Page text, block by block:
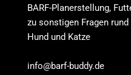
BARF-Planerstellung,
zu sonstigen Fragen
Hund und Katze
info@barf-buddy.de